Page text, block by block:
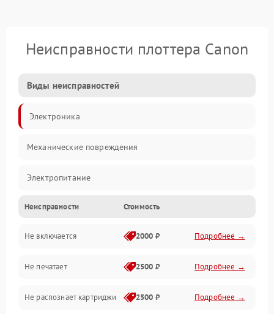
Неисправности плоттера Canon
Виды неисправностей
Электроника
Механические повреждения
Электропитание
Работа системы
Механика
Оптика
Программное обеспечение
Неисправности Стоимость
Не включается 2000 ₽ Подробнее →
Не печатает 2500 ₽ Подробнее →
Не распознает картриджи 2500 ₽ Подробнее →